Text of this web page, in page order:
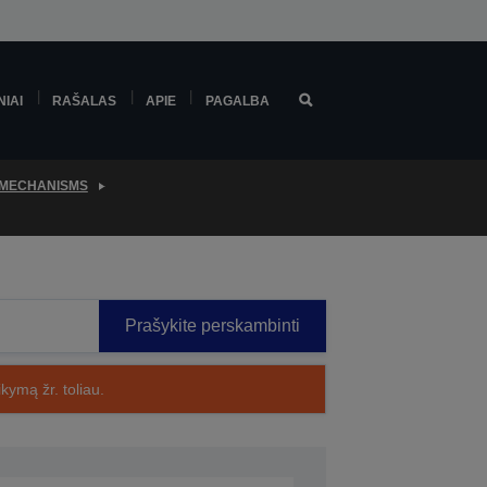
RAŠALAS APIE PAGALBA
Prašykite perskambinti
žr. toliau.